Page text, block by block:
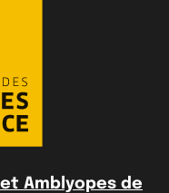
Amblyopes de